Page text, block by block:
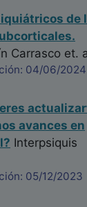
de
Carrasco et.
04/06/2024
avances en
Interpsiquis
05/12/2023